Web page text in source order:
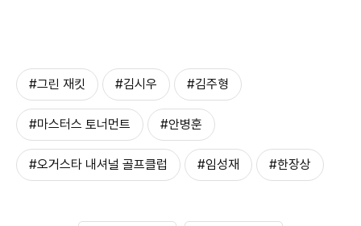
#그린 재킷 #김시우 #김주형
#마스터스 토너먼트 #안병훈
#오거스타 내셔널 골프클럽 #임성재 #한장상